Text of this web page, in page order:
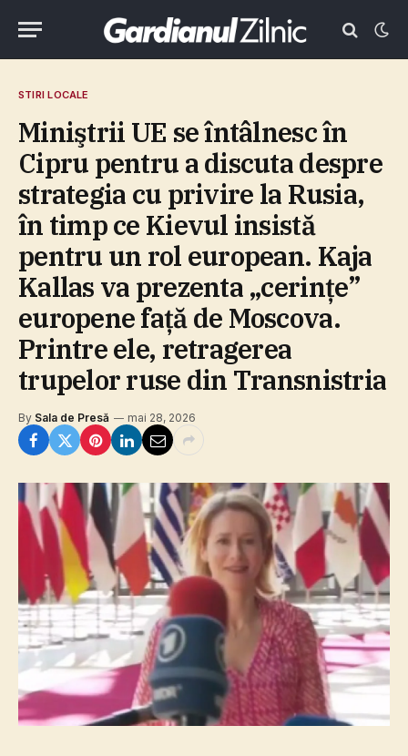
STIRI LOCALE
Miniştrii UE se întâlnesc în
Cipru pentru a discuta despre
strategia cu privire la Rusia,
în timp ce Kievul insistă
pentru un rol european. Kaja
Kallas va prezenta „cerinţe”
europene faţă de Moscova.
Printre ele, retragerea
trupelor ruse din Transnistria
By Sala de Presă mai 28, 2026